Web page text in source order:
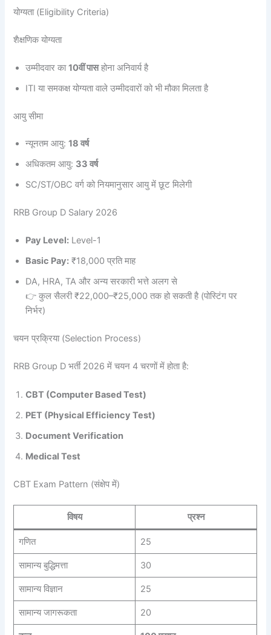
योग्यता (Eligibility Criteria)
शैक्षणिक योग्यता
उम्मीदवार का10वीं पासहोना अनिवार्य है
ITI या समकक्ष योग्यता वाले उम्मीदवारों को भी मौका मिलता है
आयु सीमा
न्यूनतम आयु:18 वर्ष
अधिकतम आयु: 33 वर्ष
SC/ST/OBC वर्ग को नियमानुसार आयु में छूट मिलेगी
RRB Group D Salary 2026
Pay Level: Level-1
Basic Pay: ₹18,000 प्रति माह
DA, HRA, TA और अन्य सरकारी भत्ते अलग से
👉 कुल सैलरी ₹22,000–₹25,000 तक हो सकती है (पोस्टिंग पर
निर्भर)
चयन प्रक्रिया (Selection Process)
RRB Group D भर्ती 2026 में चयन 4 चरणों में होता है:
CBT (Computer Based Test)
PET (Physical Efficiency Test)
Document Verification
Medical Test
CBT Exam Pattern (संक्षेप में)
विषय प्रश्न
गणित 25
सामान्य बुद्धिमत्ता 30
सामान्य विज्ञान 25
सामान्य जागरूकता 20